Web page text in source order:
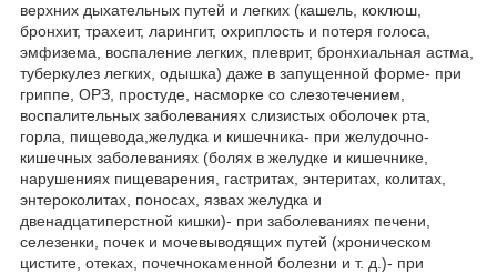
верхних дыхательных путей и легких (кашель, коклюш,
бронхит, трахеит, ларингит, охриплость и потеря голоса,
эмфизема, воспаление легких, плеврит, бронхиальная астма,
туберкулез легких, одышка) даже в запущенной форме- при
гриппе, ОРЗ, простуде, насморке со слезотечением,
воспалительных заболеваниях слизистых оболочек рта,
горла, пищевода,желудка и кишечника- при желудочно-
кишечных заболеваниях (болях в желудке и кишечнике,
нарушениях пищеварения, гастритах, энтеритах, колитах,
энтероколитах, поносах, язвах желудка и
двенадцатиперстной кишки)- при заболеваниях печени,
селезенки, почек и мочевыводящих путей (хроническом
цистите, отеках, почечнокаменной болезни и т. д.)- при